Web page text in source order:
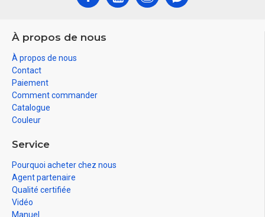
À propos de nous
À propos de nous
Contact
Paiement
Comment commander
Catalogue
Couleur
Service
Pourquoi acheter chez nous
Agent partenaire
Qualité certifiée
Vidéo
Manuel